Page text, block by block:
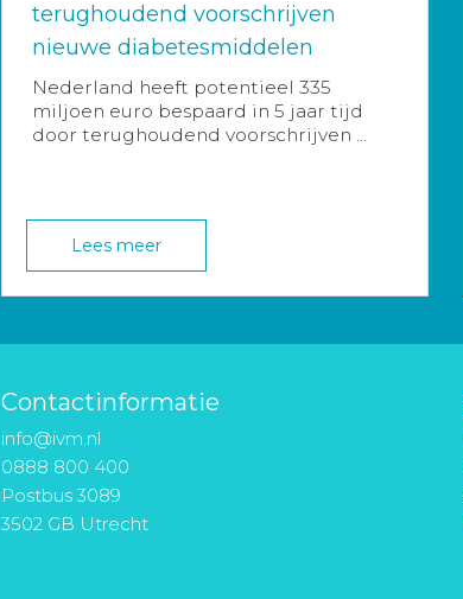
terughoudend voorschrijven
nieuwe diabetesmiddelen
Nederland heeft potentieel 335
miljoen euro bespaard in 5 jaar tijd
door terughoudend voorschrijven ...
Lees meer
Contactinformatie
info@ivm.nl
0888 800 400
Postbus 3089
3502 GB Utrecht